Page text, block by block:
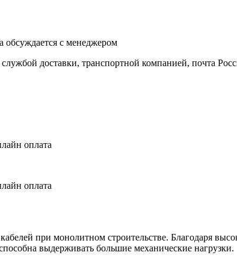
обсуждается с менеджером
доставки, транспортной компанией, почта
оплата
оплата
при монолитном строительстве. Благодаря
выдерживать большие механические нагрузки.